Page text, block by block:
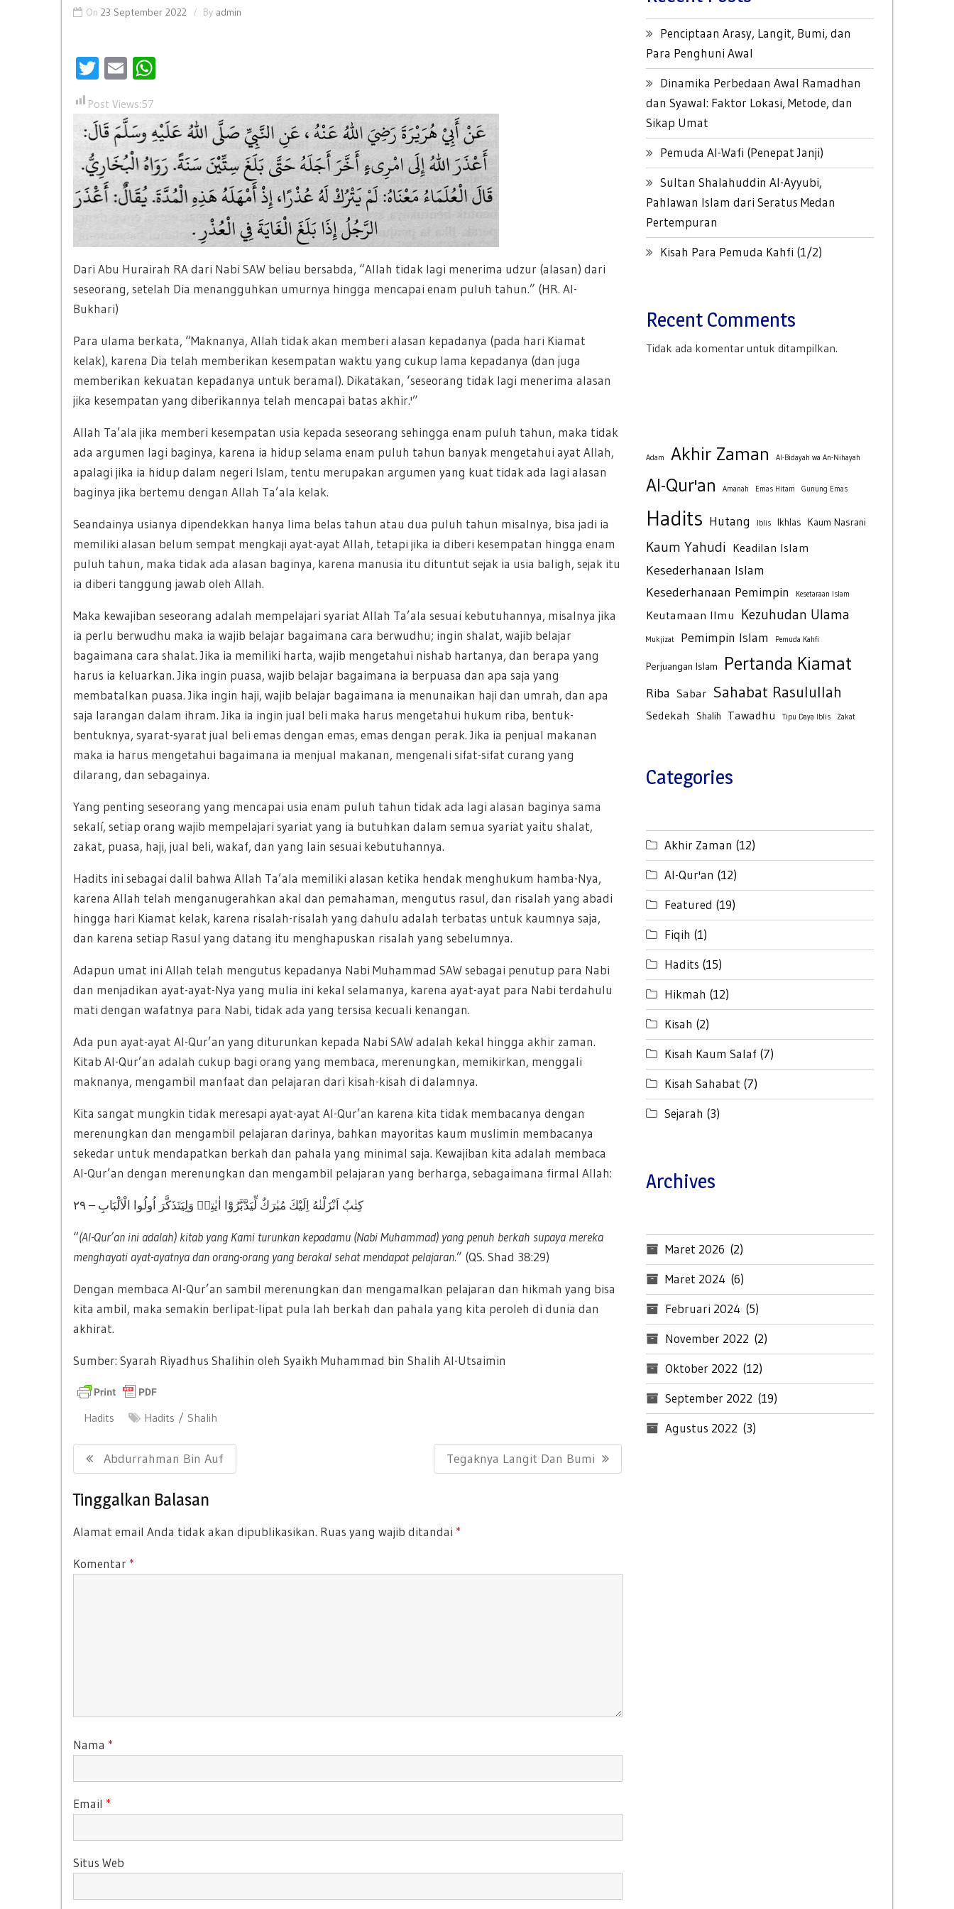
On 23 September 2022 By admin
Twitter
Email
Post Views:57
Dari Abu Hurairah RA dari Nabi SAW beliau bersabda, “Allah tidak lagi menerima udzur (alasan) dari
seseorang, setelah Dia menangguhkan umurnya hingga mencapai enam puluh tahun.” (HR. Al-
Bukhari)
Para ulama berkata, “Maknanya, Allah tidak akan memberi alasan kepadanya (pada hari Kiamat
kelak), karena Dia telah memberikan kesempatan waktu yang cukup lama kepadanya (dan juga
memberikan kekuatan kepadanya untuk beramal). Dikatakan, ‘seseorang tidak lagi menerima alasan
jika kesempatan yang diberikannya telah mencapai batas akhir.'”
Allah Ta’ala jika memberi kesempatan usia kepada seseorang sehingga enam puluh tahun, maka tidak
ada argumen lagi baginya, karena ia hidup selama enam puluh tahun banyak mengetahui ayat Allah,
apalagi jika ia hidup dalam negeri Islam, tentu merupakan argumen yang kuat tidak ada lagi alasan
baginya jika bertemu dengan Allah Ta’ala kelak.
Seandainya usianya dipendekkan hanya lima belas tahun atau dua puluh tahun misalnya, bisa jadi ia
memiliki alasan belum sempat mengkaji ayat-ayat Allah, tetapi jika ia diberi kesempatan hingga enam
puluh tahun, maka tidak ada alasan baginya, karena manusia itu dituntut sejak ia usia baligh, sejak itu
ia diberi tanggung jawab oleh Allah.
Maka kewajiban seseorang adalah mempelajari syariat Allah Ta’ala sesuai kebutuhannya, misalnya jika
ia perlu berwudhu maka ia wajib belajar bagaimana cara berwudhu; ingin shalat, wajib belajar
bagaimana cara shalat. Jika ia memiliki harta, wajib mengetahui nishab hartanya, dan berapa yang
harus ia keluarkan. Jika ingin puasa, wajib belajar bagaimana ia berpuasa dan apa saja yang
membatalkan puasa. Jika ingin haji, wajib belajar bagaimana ia menunaikan haji dan umrah, dan apa
saja larangan dalam ihram. Jika ia ingin jual beli maka harus mengetahui hukum riba, bentuk-
bentuknya, syarat-syarat jual beli emas dengan emas, emas dengan perak. Jika ia penjual makanan
maka ia harus mengetahui bagaimana ia menjual makanan, mengenali sifat-sifat curang yang
dilarang, dan sebagainya.
Yang penting seseorang yang mencapai usia enam puluh tahun tidak ada lagi alasan baginya sama
sekalí, setiap orang wajib mempelajari syariat yang ia butuhkan dalam semua syariat yaitu shalat,
zakat, puasa, haji, jual beli, wakaf, dan yang lain sesuai kebutuhannya.
Hadits ini sebagai dalil bahwa Allah Ta’ala memiliki alasan ketika hendak menghukum hamba-Nya,
karena Allah telah menganugerahkan akal dan pemahaman, mengutus rasul, dan risalah yang abadi
hingga hari Kiamat kelak, karena risalah-risalah yang dahulu adalah terbatas untuk kaumnya saja,
dan karena setiap Rasul yang datang itu menghapuskan risalah yang sebelumnya.
Adapun umat ini Allah telah mengutus kepadanya Nabi Muhammad SAW sebagai penutup para Nabi
dan menjadikan ayat-ayat-Nya yang mulia ini kekal selamanya, karena ayat-ayat para Nabi terdahulu
mati dengan wafatnya para Nabi, tidak ada yang tersisa kecuali kenangan.
Ada pun ayat-ayat Al-Qur’an yang diturunkan kepada Nabi SAW adalah kekal hingga akhir zaman.
Kitab Al-Qur’an adalah cukup bagi orang yang membaca, merenungkan, memikirkan, menggali
maknanya, mengambil manfaat dan pelajaran dari kisah-kisah di dalamnya.
Kita sangat mungkin tidak meresapi ayat-ayat Al-Qur’an karena kita tidak membacanya dengan
merenungkan dan mengambil pelajaran darinya, bahkan mayoritas kaum muslimin membacanya
sekedar untuk mendapatkan berkah dan pahala yang minimal saja. Kewajiban kita adalah membaca
Al-Qur’an dengan merenungkan dan mengambil pelajaran yang berharga, sebagaimana firmal Allah:
كِتٰبٌ اَنْزَلْنٰهُ اِلَيْكَ مُبٰرَكٌ لِّيَدَّبَّرُوْٓا اٰيٰتِهٖ وَلِيَتَذَكَّرَ اُولُوا الْاَلْبَابِ – ٢٩
“(Al-Qur’an ini adalah) kitab yang Kami turunkan kepadamu (Nabi Muhammad) yang penuh berkah supaya mereka
menghayati ayat-ayatnya dan orang-orang yang berakal sehat mendapat pelajaran.” (QS. Shad 38:29)
Dengan membaca Al-Qur’an sambil merenungkan dan mengamalkan pelajaran dan hikmah yang bisa
kita ambil, maka semakin berlipat-lipat pula lah berkah dan pahala yang kita peroleh di dunia dan
akhirat.
Sumber: Syarah Riyadhus Shalihin oleh Syaikh Muhammad bin Shalih Al-Utsaimin
Hadits Hadits Shalih
Navigasi
posPrevious
Abdurrahman Bin Auf
Next
Tegaknya Langit Dan Bumi
Tinggalkan Balasan
Alamat email Anda tidak akan dipublikasikan. Ruas yang wajib ditandai *
Komentar *
Nama *
Email *
Situs Web
Penciptaan Arasy, Langit, Bumi, dan
Para Penghuni Awal
Dinamika Perbedaan Awal Ramadhan
dan Syawal: Faktor Lokasi, Metode, dan
Sikap Umat
Pemuda Al-Wafi (Penepat Janji)
Sultan Shalahuddin Al-Ayyubi,
Pahlawan Islam dari Seratus Medan
Pertempuran
Kisah Para Pemuda Kahfi (1/2)
Recent Comments
Tidak ada komentar untuk ditampilkan.
Adam Akhir Zaman Al-Bidayah wa An-Nihayah
Al-Qur'an Amanah Emas Hitam Gunung Emas
Hadits Hutang Iblis Ikhlas Kaum Nasrani
Kaum Yahudi Keadilan Islam
Kesederhanaan Islam
Kesederhanaan Pemimpin
Kesetaraan Islam
Keutamaan Ilmu Kezuhudan Ulama
Mukjizat Pemimpin Islam Pemuda Kahfi
Perjuangan Islam Pertanda Kiamat
Riba Sabar Sahabat Rasulullah
Sedekah Shalih Tawadhu Tipu Daya Iblis Zakat
Categories
Akhir Zaman (12)
Al-Qur'an (12)
Featured (19)
Fiqih (1)
Hadits (15)
Hikmah (12)
Kisah (2)
Kisah Kaum Salaf(7)
Kisah Sahabat (7)
Sejarah (3)
Archives
Maret 2026 (2)
Maret 2024 (6)
Februari 2024 (5)
November 2022 (2)
Oktober 2022 (12)
September 2022 (19)
Agustus 2022 (3)